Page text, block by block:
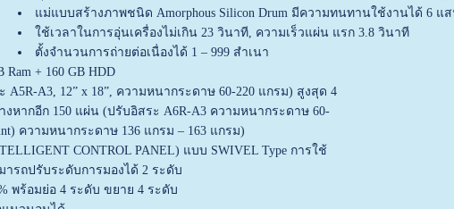
แม่แบบสร้างภาพชนิด Amorphous Silicon Drum มีความทนทานใช้งานได้ 6 แ
ใช้เวลาในการอุ่นเครื่องไม่เกิน 23 วินาที, ความเร็วแผ่น แรก 3.8 วินาที
ตั้งจำนวนการถ่ายต่อเนื่องได้ 1 – 999 สำเนา
+ 160 GB HDD
A3, 12” x 18”, ความหนากระดาษ 60-220 แกรม) สูงสุด 4
หากอีก 150 แผ่น (ปรับอิสระ A6R-A3 ความหนากระดาษ 60-
ความหนากระดาษ 136 แกรม – 163 แกรม)
CONTROL PANEL) แบบ SWIVEL Type การใช้
ารถปรับระดับการมองได้ 2 ระดับ
พร้อมย่อ 4 ระดับ ขยาย 4 ระดับ